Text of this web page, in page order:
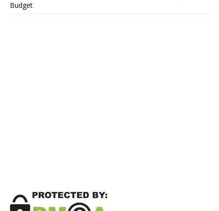
Budget